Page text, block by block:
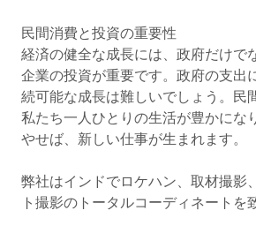
民間消費と投資の重要性
経済の健全な成長には、政府だけで
企業の投資が重要です。政府の支出
続可能な成長は難しいでしょう。民
私たち一人ひとりの生活が豊かにな
やせば、新しい仕事が生まれます。
弊社はインドでロケハン、取材撮影
ト撮影のトータルコーディネートを